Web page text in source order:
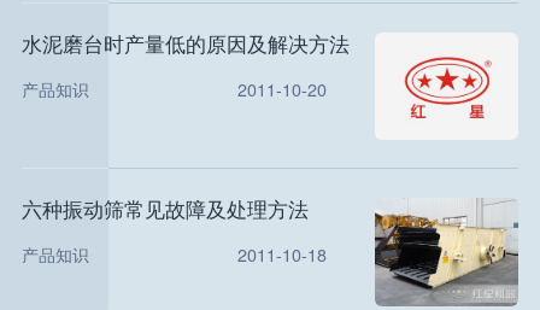
水泥磨台时产量低的原因及解决方法
产品知识 2011-10-20
六种振动筛常见故障及处理方法
产品知识 2011-10-18